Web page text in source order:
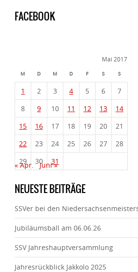
FACEBOOK
Mai 2017
M D M D F S S
1 2 3 4 5 6
7
8
9 10 11 12 13
14
15
16 17 18 19 20
21
22
23 24 25 26 27
28
29
30 31
« Apr. Juni »
NEUESTE BEITRÄGE
SSVer bei den
Jubiläumsball am 06.06.26
SSV Jahreshauptversammlung
Jahresrückblick Jakkolo 2025